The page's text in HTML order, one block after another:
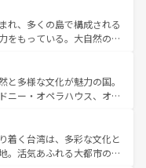
もできる。 なお、新
覧 を参照してほしい。
ッピング、エンターテイ
ポットだ。一方、アメリカ
ンドキャニオンやイエロー
と美食が融合した独特の
各地域で異なる魅力を楽
な歴史を感じることができ
メリカ
てほしい。
れ、多くの島で構成される
をもっている。大自然の神
の観光地といえばオアフ
らマウイ島やカウアイ島が
に輝く海をはじめ、豊かな
を迎えてくれるハワイの
やハワイアンミュージッ
すべてがハワイの魅力を彩
と多様な文化が魅力の国。
ニー・オペラハウス、オー
るウルル（エアーズロッ
林やケアンズの熱帯雨林な
、カフェやワイン、オージ
着く台湾は、多彩な文化と
。活気あふれる大都市の台